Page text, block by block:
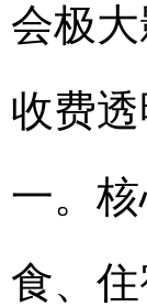
会极
收费
一。
食、